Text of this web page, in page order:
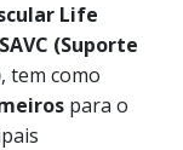
Life
SAVC (Suporte
, tem como
para o